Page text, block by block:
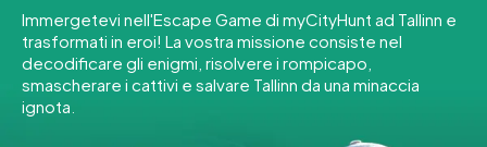
Tour
Team Building
Immergetevi nell'Escape Game di myCityHunt ad Tallinn e
trasformati in eroi! La vostra missione consiste nel
decodificare gli enigmi, risolvere i rompicapo,
smascherare i cattivi e salvare Tallinn da una minaccia
ignota.